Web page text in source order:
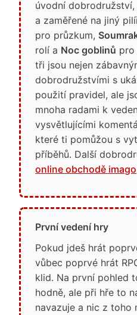
úvodní
a zaměřené na jiný
pro průzkum,
rolí a Noc goblinů pro
tři jsou nejen
dobrodružstvími s
použití pravidel, ale
mnoha radami k
vysvětlujícími
které ti pomůžou s
příběhů. Další
online obchodě imago
První vedení hry
Pokud jdeš hrát
vůbec poprvé hrát
klid. Na první pohled
hodně, ale při hře to
navazuje a nic z toho